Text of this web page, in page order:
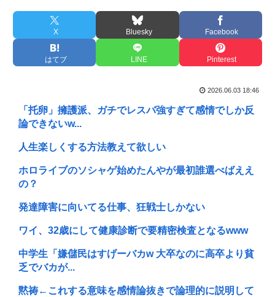
X Bluesky Facebook
はてブ LINE Pinterest
2026.06.03 18:46
「托卵」擁護派、ガチでレスバ強すぎて感情でしか反
論できないw...
人生楽しくする方法教えて欲しい
ホロライブのソシャゲ始めたんやが最初誰選べばええ
の？
発達障害に向いてる仕事、狂戦士しかない
ワイ、32歳にして健康診断で要精密検査となるwww
中学生「嫌儲民はすげーバカw 大卒なのに高卒より貧
乏でバカが...
黙祷←これする意味を感情論抜きで論理的に説明して